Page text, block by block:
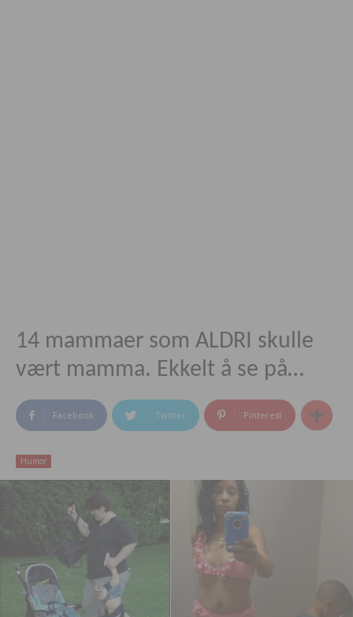
14 mammaer som ALDRI skulle
vært mamma. Ekkelt å se på…
Facebook Twitter Pinterest
Humor